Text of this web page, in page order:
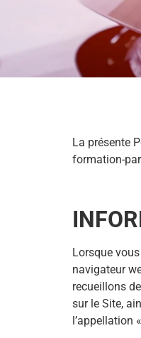
La présente
formation-
Lorsque
navigateur
recueillons
sur le Site,
l’appellation